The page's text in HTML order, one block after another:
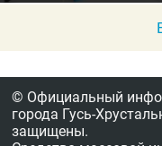
© Официальный
города Гусь-
защищены.